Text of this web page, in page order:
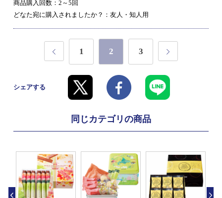
商品購入回数：2～5回
どなた宛に購入されましたか？：友人・知人用
1 2 3
シェアする
同じカテゴリの商品